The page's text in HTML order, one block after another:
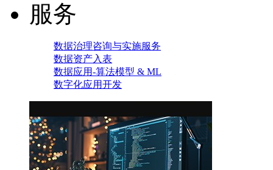
服务
数据治理咨询与实施服务
数据资产入表
数据应用-算法模型 & ML
数字化应用开发